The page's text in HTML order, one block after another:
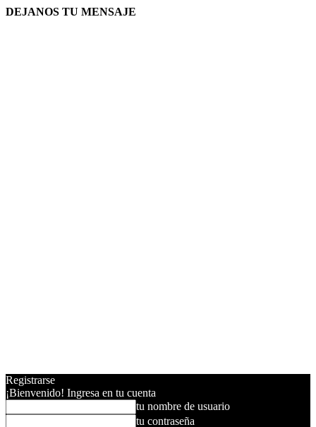
DEJANOS TU MENSAJE
Registrarse
¡Bienvenido! Ingresa en tu cuenta
tu nombre de usuario
tu contraseña